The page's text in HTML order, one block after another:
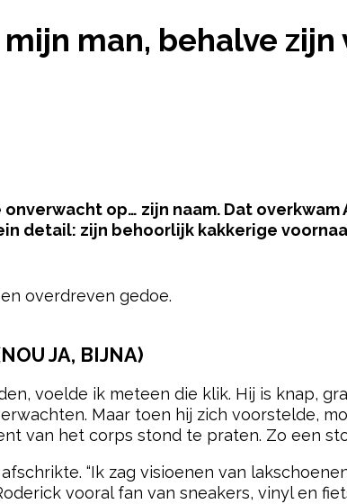
man, behalve
op… zijn naam. Dat
detail: zijn behoorlijk kakkerige
overdreven gedoe.
JA, BIJNA)
voelde ik meteen die klik. Hij is knap,
Maar toen hij zich voorstelde,
van het corps stond te praten. Zo een
“Ik zag visioenen van
vooral fan van sneakers, vinyl en